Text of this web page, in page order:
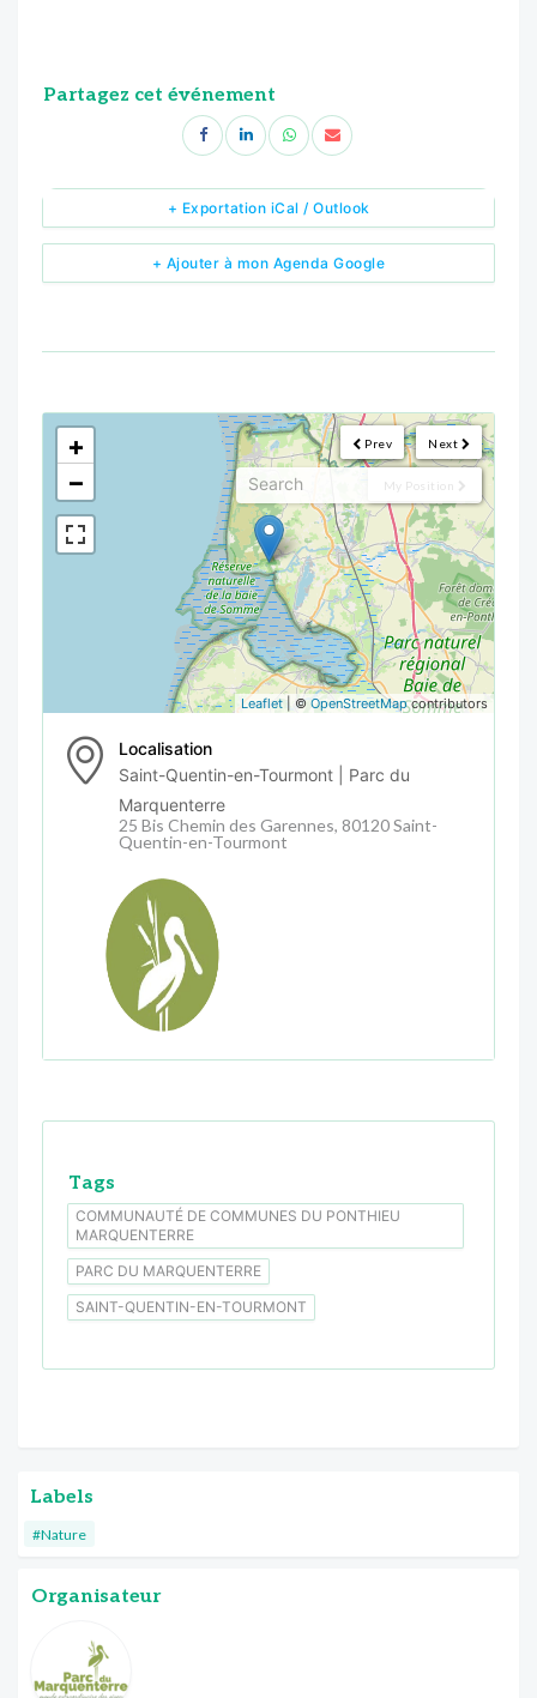
Partagez cet événement
+ Ajouter à mon Agenda Google
+ Exportation iCal / Outlook
Next
Prev
My Position
<!---->
+
−
Leaflet | © OpenStreetMapcontributors
Localisation
Saint-Quentin-en-Tourmont | Parc du
Marquenterre
25 Bis Chemin des Garennes, 80120 Saint-
Quentin-en-Tourmont
Tags
COMMUNAUTÉ DE COMMUNES DU PONTHIEU
MARQUENTERRE
PARC DU MARQUENTERRE
SAINT-QUENTIN-EN-TOURMONT
Labels
#Nature
Organisateur